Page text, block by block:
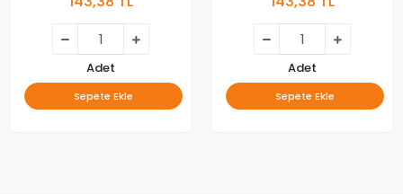
Adet
Sepete Ekle
Adet
Sepete Ekle